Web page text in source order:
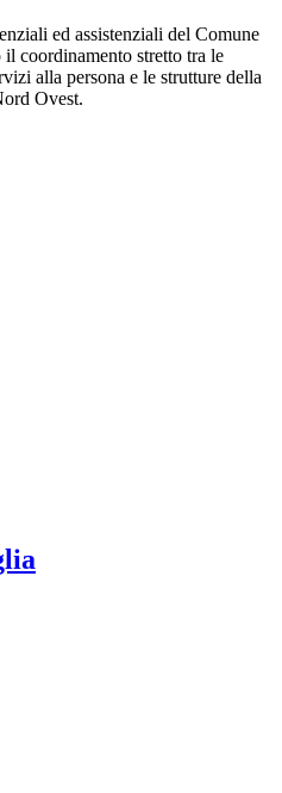
ed assistenziali del Comune
coordinamento stretto tra le
alla persona e le strutture della
Ovest.